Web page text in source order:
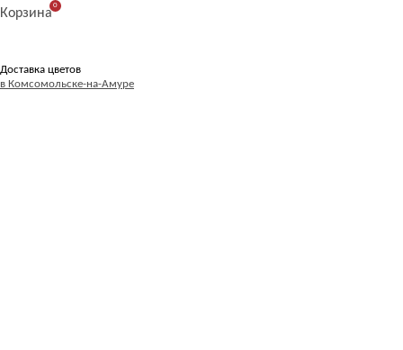
Корзина
0
Доставка цветов
в Комсомольске-на-Амуре